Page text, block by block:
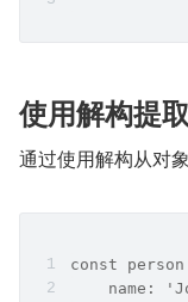
使用解构提
通过使用解构从对
const
name: